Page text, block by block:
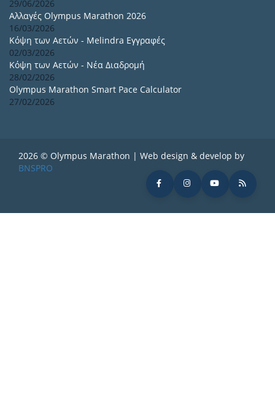
29/06/2026
Αλλαγές Olympus Marathon 2026
16/03/2026
Κόψη των Αετών - Melindra Εγγραφές
02/03/2026
Κόψη των Αετών - Νέα Διαδρομή
28/02/2026
Olympus Marathon Smart Pace Calculator
27/02/2026
2026 © Olympus Marathon | Web design & develop by
BNSPRO